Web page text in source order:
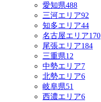
愛知県488
三河エリア92
知多エリア44
名古屋エリア170
尾張エリア184
三重県12
中勢エリア7
北勢エリア6
岐阜県51
西濃エリア6